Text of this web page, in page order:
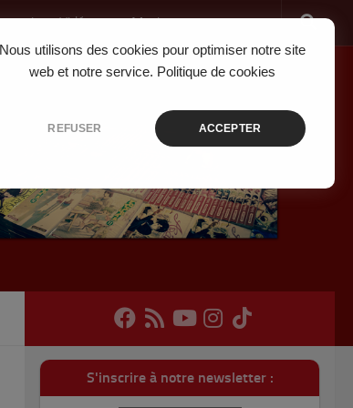
Nous utilisons des cookies pour optimiser notre site
web et notre service. Politique de cookies
REFUSER ACCEPTER
Jeux Vidéo Musique
S'inscrire à notre newsletter :